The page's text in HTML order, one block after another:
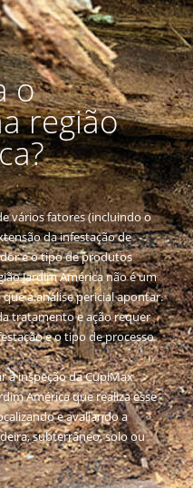
o
região
vários fatores (incluindo o
da infestação de
e o tipo de produtos
Jardim América não é um
a análise pericial apontar.
tratamento e ação requer
e o tipo de processo
a inspeção da CupiMax
América que realiza esse
e avaliando a
subterrâneo, solo ou